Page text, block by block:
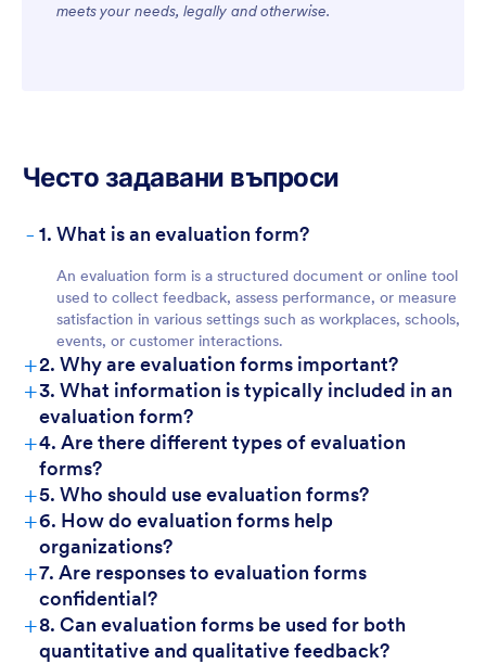
meets your needs, legally and otherwise.
Често задавани въпроси
- 1. What is an evaluation form?
An evaluation form is a structured document or online tool
used to collect feedback, assess performance, or measure
satisfaction in various settings such as workplaces, schools,
events, or customer interactions.
+2. Why are evaluation forms important?
+3. What information is typically included in an
evaluation form?
+4. Are there different types of evaluation
forms?
+5. Who should use evaluation forms?
+6. How do evaluation forms help
organizations?
+7. Are responses to evaluation forms
confidential?
+8. Can evaluation forms be used for both
quantitative and qualitative feedback?